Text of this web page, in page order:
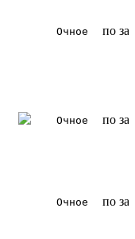
Очное по
Очное по
Очное по